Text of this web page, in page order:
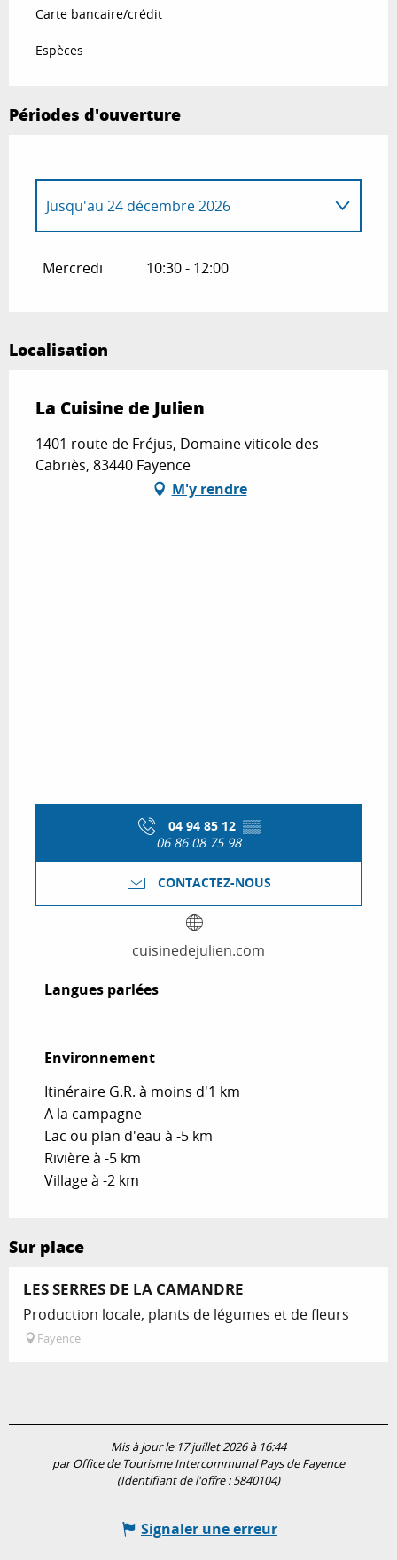
Carte bancaire/crédit
Espèces
Périodes d'ouverture
Jusqu'au 24 décembre 2026
2026
Mercredi 10:30 - 12:00
Localisation
La Cuisine de Julien
1401 route de Fréjus, Domaine viticole des
Cabriès, 83440 Fayence
M'y rendre
04 94 85 12 ▒▒
06 86 08 75 98
CONTACTEZ-NOUS
cuisinedejulien.com
Langues parlées
Langues parlées
Environnement
Environnement
Itinéraire G.R. à moins d'1 km
A la campagne
Lac ou plan d'eau à -5 km
Rivière à -5 km
Village à -2 km
Sur place
LES SERRES DE LA CAMANDRE
Production locale, plants de légumes et de fleurs
Fayence
Mis à jour le 17 juillet 2026 à 16:44
par Office de Tourisme Intercommunal Pays de Fayence
(Identifiant de l'offre :5840104)
Signaler une erreur